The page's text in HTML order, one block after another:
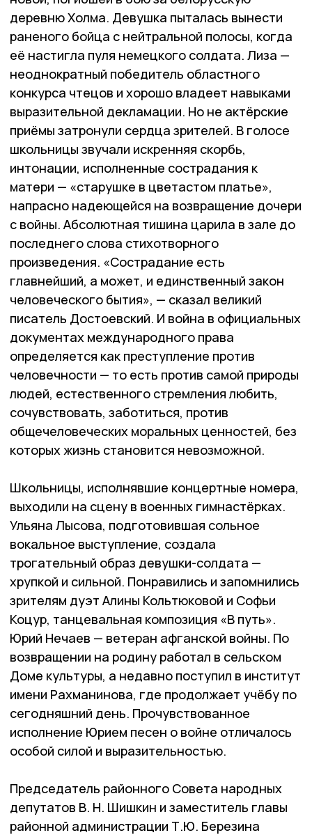
деревню Холма. Девушка пыталась вынести
раненого бойца с нейтральной полосы, когда
её настигла пуля немецкого солдата. Лиза —
неоднократный победитель областного
конкурса чтецов и хорошо владеет навыками
выразительной деклама­ции. Но не актёрские
приё­мы затронули сердца зрителей. В голосе
школьницы зву­чали искренняя скорбь,
интонации, исполненные сострадания к
матери — «старушке в цветастом платье»,
напрасно на­деющейся на возвращение дочери
с войны. Абсолютная тишина царила в зале до
последнего слова стихотворного
произведения. «Состра­дание есть
главнейший, а может, и единственный закон
человеческого бытия», — сказал великий
писатель Досто­евский. И война в официальных
документах международного права
определяется как преступление против
человечности — то есть против самой природы
людей, естественного стремления любить,
сочувствовать, заботиться, против
общечеловеческих моральных ценностей, без
которых жизнь становится невозможной.
Школьницы, исполнявшие концертные номера,
выходили на сцену в военных гимнастёрках.
Ульяна Лысова, подготовившая сольное
вокальное выступление, создала
трогательный образ девушки-солдата —
хрупкой и сильной. Понравились и запомнились
зрителям дуэт Алины Кольтю­ковой и Софьи
Коцур, танцевальная композиция «В путь».
Юрий Нечаев — ветеран афганской войны. По
возвращении на родину работал в сельском
Доме культуры, а недавно поступил в институт
имени Рахманинова, где продолжает учёбу по
сегодняшний день. Прочувство­ванное
исполнение Юрием песен о войне отличалось
особой силой и выразительностью.
Председатель районного Совета народных
депутатов В. Н. Шишкин и заместитель гла­вы
районной администрации Т.Ю. Березина